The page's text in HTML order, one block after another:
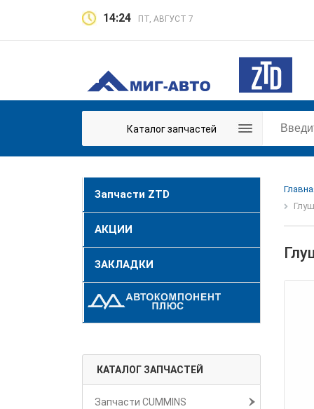
14:24 ПТ, АВГУСТ 7
Каталог запчастей
Запчасти ZTD
АКЦИИ
ЗАКЛАДКИ
КАТАЛОГ ЗАПЧАСТЕЙ
Запчасти CUMMINS